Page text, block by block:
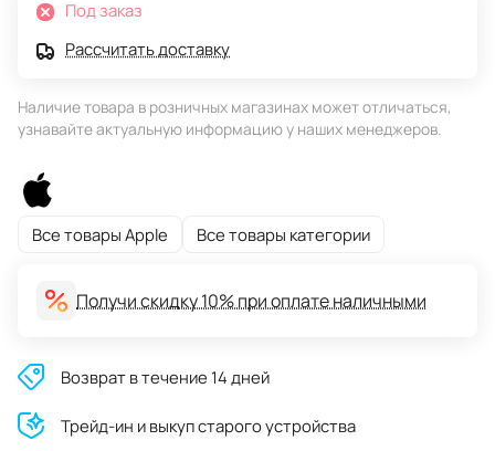
Под заказ
Рассчитать доставку
Наличие товара в розничных магазинах может отличаться,
узнавайте актуальную информацию у наших менеджеров.
Все товары Apple Все товары категории
Получи скидку 10% при оплате наличными
Возврат в течение 14 дней
Трейд-ин и выкуп старого устройства